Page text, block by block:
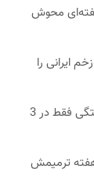
و بخیه داری؟؟ 3 هفته‌ای محوش
ایرانی را
ترمیم جای زخم، بخیه و سوختگی فقط در 3
بخیه داری؟؟ فقط در 3 هفته ترمیمش